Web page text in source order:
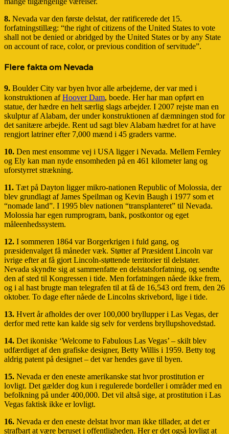
8. Nevada var den første delstat, der ratificerede det 15.
forfatningstillæg: “the right of citizens of the United States to vote
shall not be denied or abridged by the United States or by any State
on account of race, color, or previous condition of servitude”.
Flere fakta om Nevada
9. Boulder City var byen hvor alle arbejderne, der var med i
konstruktionen afHoover Dam, boede. Her har man opført en
statue, der hædre en helt særlig slags arbejder. I 2007 rejste man en
skulptur af Alabam, der under konstruktionen af dæmningen stod for
det sanitære arbejde. Rent ud sagt blev Alabam hædret for at have
rengjort latriner efter 7,000 mænd i 45 graders varme.
10. Den mest ensomme vej i USA ligger i Nevada. Mellem Fernley
og Ely kan man nyde ensomheden på en 461 kilometer lang og
uforstyrret strækning.
11. Tæt på Dayton ligger mikro-nationen Republic of Molossia, der
blev grundlagt af James Speilman og Kevin Baugh i 1977 som et
“nomade land”. I 1995 blev nationen “transplanteret” til Nevada.
Molossia har egen rumprogram, bank, postkontor og eget
måleenhedssystem.
12. I sommeren 1864 var Borgerkrigen i fuld gang, og
præsidenvalget få måneder væk. Støtter af Præsident Lincoln var
ivrige efter at få gjort Lincoln-støttende territorier til delstater.
Nevada skyndte sig at sammenfatte en delstatsforfatning, og sendte
den af sted til Kongressen i tide. Men forfatningen nåede ikke frem,
og i al hast brugte man telegrafen til at få de 16,543 ord frem, den 26
oktober. To dage efter nåede de Lincolns skrivebord, lige i tide.
13. Hvert år afholdes der over 100,000 bryllupper i Las Vegas, der
derfor med rette kan kalde sig selv for verdens bryllupshovedstad.
14. Det ikoniske ‘Welcome to Fabulous Las Vegas’ – skilt blev
udfærdiget af den grafiske designer, Betty Willis i 1959. Betty tog
aldrig patent på designet – det var hendes gave til byen.
15. Nevada er den eneste amerikanske stat hvor prostitution er
lovligt. Det gælder dog kun i regulerede bordeller i områder med en
befolkning på under 400,000. Det vil altså sige, at prostitution i Las
Vegas faktisk ikke er lovligt.
16. Nevada er den eneste delstat hvor man ikke tillader, at det er
strafbart at være beruset i offentligheden. Her er det også lovligt at